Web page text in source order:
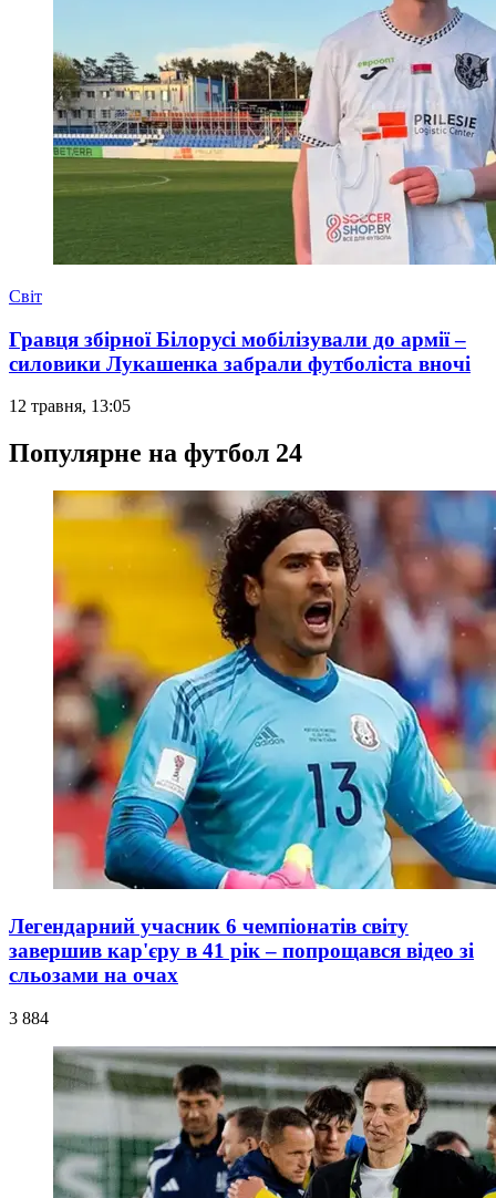
Світ
Гравця збірної Білорусі мобілізували до армії –
силовики Лукашенка забрали футболіста вночі
12 травня, 13:05
Популярне на футбол 24
Легендарний учасник 6 чемпіонатів світу
завершив кар'єру в 41 рік – попрощався відео зі
сльозами на очах
3 884